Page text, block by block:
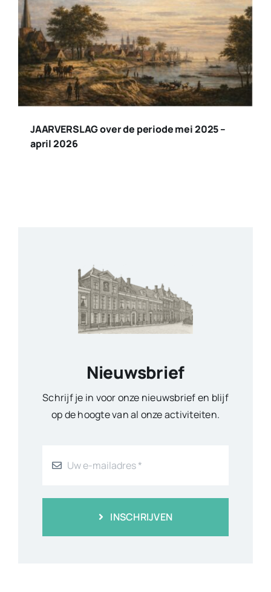
JAARVERSLAG over de periode mei 2025 –
april 2026
Nieuwsbrief
Schrijf je in voor onze nieuwsbrief en blijf
op de hoogte van al onze activiteiten.
INSCHRIJVEN